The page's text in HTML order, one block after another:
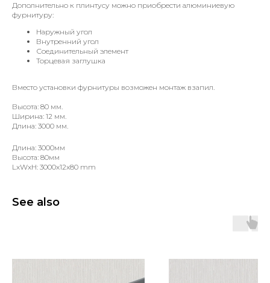
Дополнительно к плинтусу можно приобрести алюминиевую
фурнитуру:
Наружный угол
Внутренний угол
Соединительный элемент
Торцевая заглушка
Вместо установки фурнитуры возможен монтаж взапил.
Высота: 80 мм.
Ширина: 12 мм.
Длина: 3000 мм.
Длина: 3000мм
Высота: 80мм
LxWxH: 3000x12x80 mm
See also